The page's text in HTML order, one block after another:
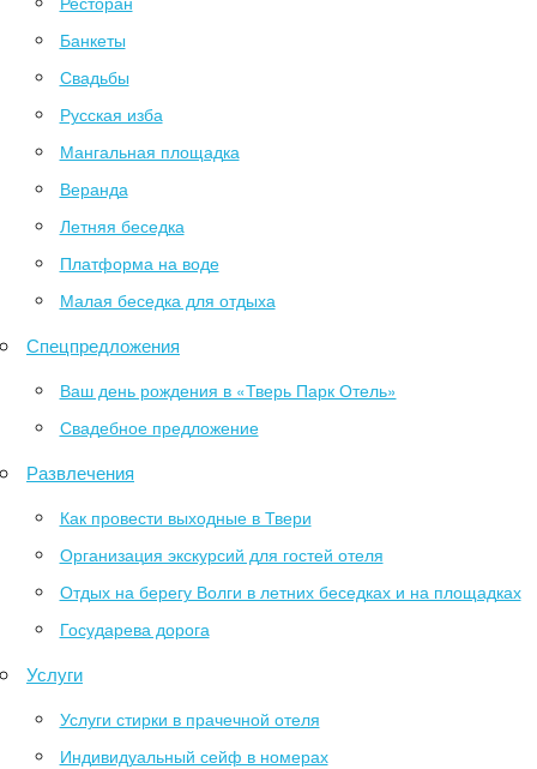
Банкеты
Свадьбы
Русская изба
Мангальная площадка
Веранда
Летняя беседка
Платформа на воде
Малая беседка для отдыха
Спецпредложения
Ваш день рождения в «Тверь Парк Отель»
Свадебное предложение
Развлечения
Как провести выходные в Твери
Организация экскурсий для гостей отеля
Отдых на берегу Волги в летних беседках и на площадках
Государева дорога
Услуги
Услуги стирки в прачечной отеля
Индивидуальный сейф в номерах